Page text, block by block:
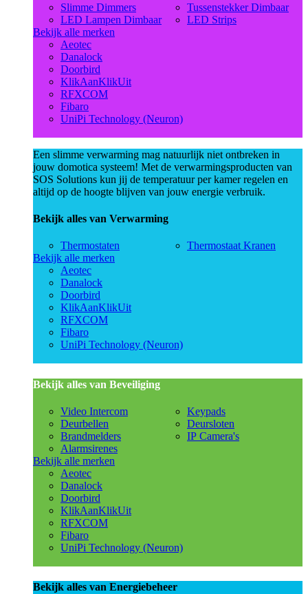
Slimme Dimmers
LED Lampen Dimbaar
Tussenstekker Dimbaar
LED Strips
Bekijk alle merken
Aeotec
Danalock
Doorbird
KlikAanKlikUit
RFXCOM
Fibaro
UniPi Technology (Neuron)
Een slimme verwarming mag natuurlijk niet ontbreken in
jouw domotica systeem! Met de verwarmingsproducten van
SOS Solutions kun jij de temperatuur per kamer regelen en
altijd op de hoogte blijven van jouw energie verbruik.
Bekijk alles van Verwarming
Thermostaten
Thermostaat Kranen
Bekijk alle merken
Aeotec
Danalock
Doorbird
KlikAanKlikUit
RFXCOM
Fibaro
UniPi Technology (Neuron)
Bekijk alles van Beveiliging
Video Intercom
Deurbellen
Brandmelders
Alarmsirenes
Keypads
Deursloten
IP Camera's
Bekijk alle merken
Aeotec
Danalock
Doorbird
KlikAanKlikUit
RFXCOM
Fibaro
UniPi Technology (Neuron)
Bekijk alles van Energiebeheer